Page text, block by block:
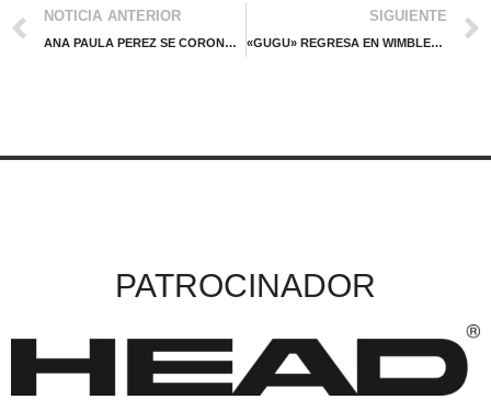
NOTICIA ANTERIOR
ANA PAULA PEREZ SE CORONO EN EL ITF J30 HUAMANTLA
SIGUIENTE
«GUGU» REGRESA EN WIMBLEDON A UNA RONDA DE OCTAVOS DE FINAL
PATROCINADOR